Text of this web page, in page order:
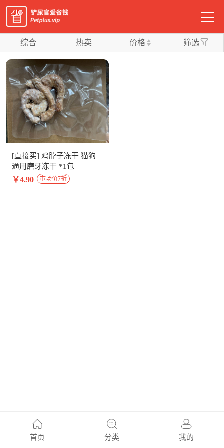
综合 热卖 价格 筛选
[直接买] 鸡脖子冻干 猫狗
通用磨牙冻干 *1包
￥4.90 市场价7折
首页 分类 我的